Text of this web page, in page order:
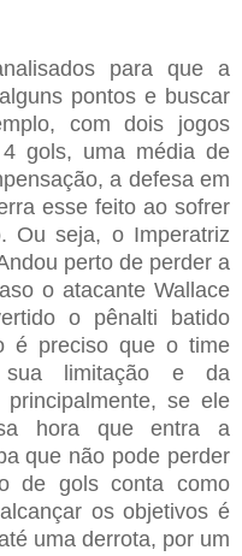
para que a
pontos e buscar
com dois jogos
gols, uma média de
a defesa em
esse feito ao sofrer
Ou seja, o Imperatriz
perto de perder a
o atacante Wallace
o pênalti batido
é preciso que o time
limitação e da
se ele
hora que entra a
que não pode perder
de gols conta como
os objetivos é
uma derrota, por um